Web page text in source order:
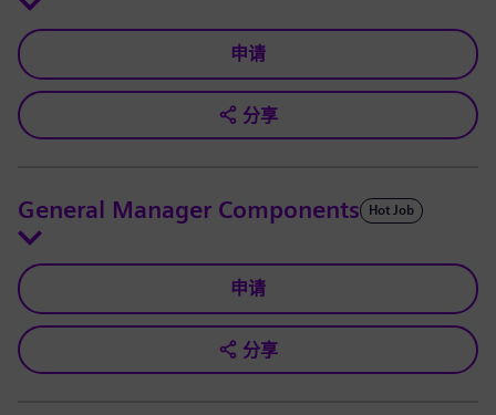
申请
分享
General Manager Components Hot Job
申请
分享